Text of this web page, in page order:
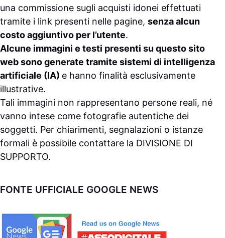
una commissione sugli acquisti idonei effettuati
tramite i link presenti nelle pagine, senza alcun
costo aggiuntivo per l’utente.
Alcune immagini e testi presenti su questo sito
web sono generate tramite sistemi di intelligenza
artificiale (IA) e hanno finalità esclusivamente
illustrative.
Tali immagini non rappresentano persone reali, né
vanno intese come fotografie autentiche dei
soggetti. Per chiarimenti, segnalazioni o istanze
formali è possibile contattare la DIVISIONE DI
SUPPORTO.
FONTE UFFICIALE GOOGLE NEWS